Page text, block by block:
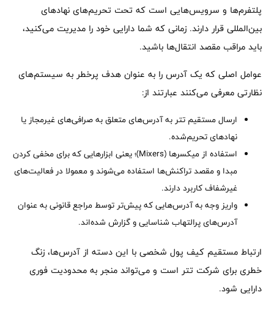
پلتفرم‌ها و سرویس‌هایی است که تحت تحریم‌های نهادهای
بین‌المللی قرار دارند. زمانی که شما دارایی خود را مدیریت می‌کنید،
باید مراقب مقصد انتقال‌ها باشید.
عوامل اصلی که یک آدرس را به عنوان هدف پرخطر به سیستم‌های
نظارتی معرفی می‌کنند عبارتند از:
ارسال مستقیم تتر به آدرس‌های متعلق به صرافی‌های غیرمجاز یا
نهادهای تحریم‌شده.
استفاده از میکسرها (Mixers)؛ یعنی ابزارهایی که برای مخفی کردن
مبدا و مقصد تراکنش‌ها استفاده می‌شوند و معمولا در فعالیت‌های
غیرشفاف کاربرد دارند.
واریز وجه به آدرس‌هایی که پیش‌تر توسط مراجع قانونی به عنوان
آدرس‌های پرالتهاب شناسایی و گزارش شده‌اند.
ارتباط مستقیم کیف پول شخصی با این دسته از آدرس‌ها، زنگ
خطری برای شرکت تتر است و می‌تواند منجر به محدودیت فوری
دارایی شود.